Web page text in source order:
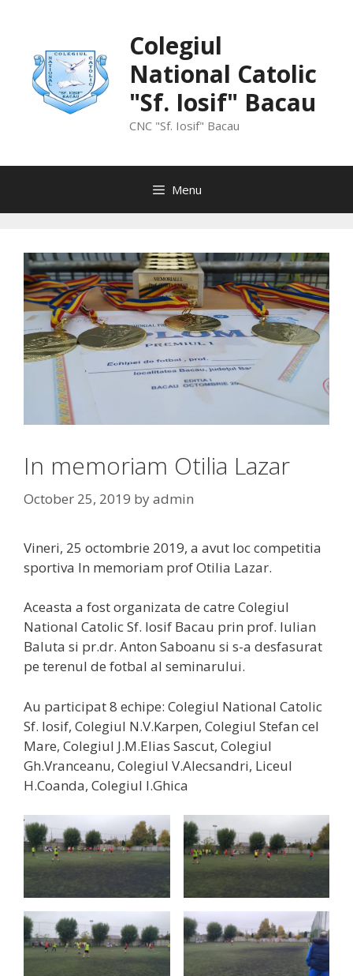
content
Colegiul
National Catolic
"Sf. Iosif" Bacau
CNC "Sf. Iosif" Bacau
Menu
In memoriam Otilia Lazar
October 25, 2019 byadmin
Vineri, 25 octombrie 2019, a avut loc competitia
sportiva In memoriam prof Otilia Lazar.
Aceasta a fost organizata de catre Colegiul
National Catolic Sf. Iosif Bacau prin prof. Iulian
Baluta si pr.dr. Anton Saboanu si s-a desfasurat
pe terenul de fotbal al seminarului.
Au participat 8 echipe: Colegiul National Catolic
Sf. Iosif, Colegiul N.V.Karpen, Colegiul Stefan cel
Mare, Colegiul J.M.Elias Sascut, Colegiul
Gh.Vranceanu, Colegiul V.Alecsandri, Liceul
H.Coanda, Colegiul I.Ghica